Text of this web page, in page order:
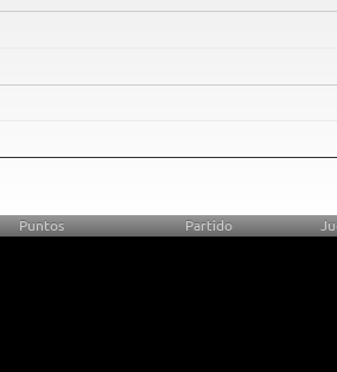
Puntos Partido